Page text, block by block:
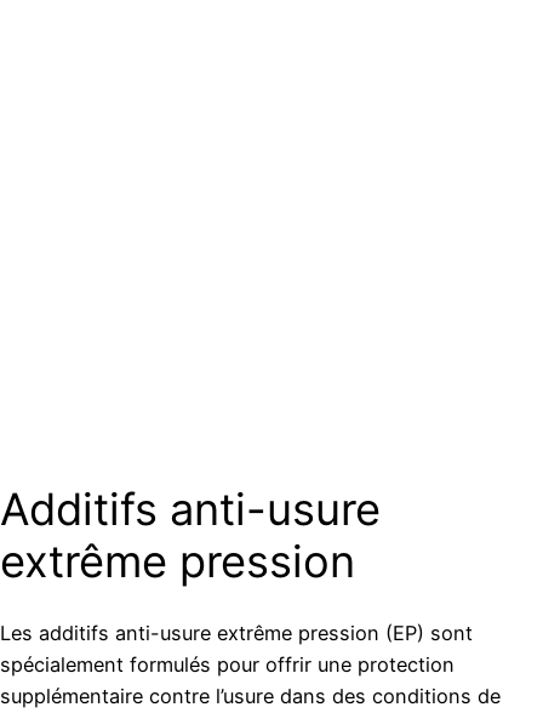
Additifs anti-usure
extrême pression
Les additifs anti-usure extrême pression (EP) sont
spécialement formulés pour offrir une protection
supplémentaire contre l’usure dans des conditions de